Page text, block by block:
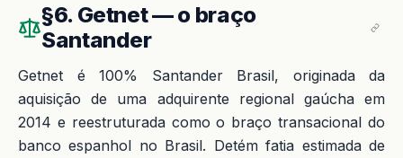
§6. Getnet — o braço
Santander
Getnet é 100% Santander Brasil, originada da
aquisição de uma adquirente regional gaúcha em
2014 e reestruturada como o braço transacional do
banco espanhol no Brasil. Detém fatia estimada de